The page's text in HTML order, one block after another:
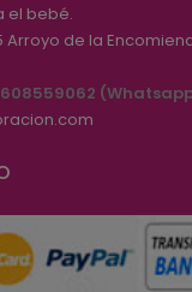
el bebé.
Arroyo de la